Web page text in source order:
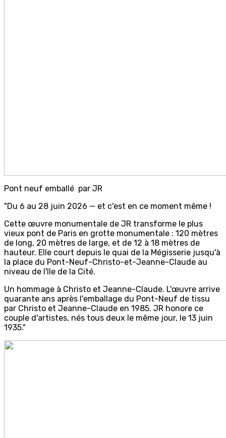
Pont neuf emballé par JR
"Du 6 au 28 juin 2026 — et c'est en ce moment même !
Cette œuvre monumentale de JR transforme le plus
vieux pont de Paris en grotte monumentale : 120 mètres
de long, 20 mètres de large, et de 12 à 18 mètres de
hauteur. Elle court depuis le quai de la Mégisserie jusqu'à
la place du Pont-Neuf-Christo-et-Jeanne-Claude au
niveau de l'île de la Cité.
Un hommage à Christo et Jeanne-Claude. L'œuvre arrive
quarante ans après l'emballage du Pont-Neuf de tissu
par Christo et Jeanne-Claude en 1985. JR honore ce
couple d'artistes, nés tous deux le même jour, le 13 juin
1935."